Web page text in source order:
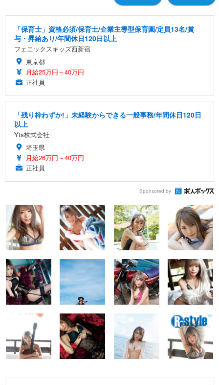
「保育士」資格必須/保育士/企業主導型保育園/定員13名/賞
与・昇給あり/年間休日120日以上
フェニックスキッズ西新宿
東京都
月給25万円～40万円
正社員
「残り枠わずか!」未経験からできる一般事務/年間休日120日
以上
Yts株式会社
埼玉県
月給26万円～40万円
正社員
Sponsored by